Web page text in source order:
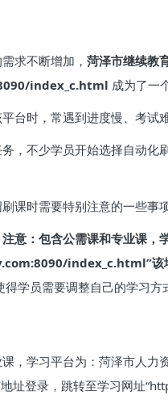
求不断增加， 菏泽市继续教
index_c.html 成为了一
台时，常遇到进度慢、考试
，不少学员开始选择自动化
课时需要特别注意的一些事
注意：包含公需课和专业课，
index_c.html”该
得学员需要调整自己的学习方
，学习平台为：菏泽市人
址登录，跳转至学习网址